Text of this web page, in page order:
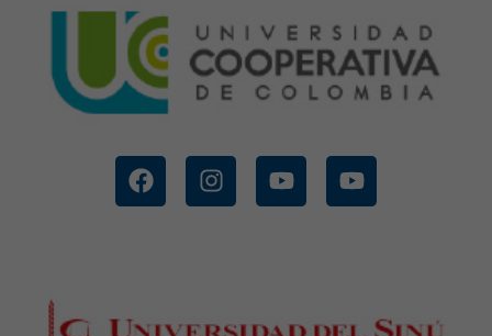
UNIVERSIDAD COOPERATIVA
DE COLOMBIA
CONOCE MÁS